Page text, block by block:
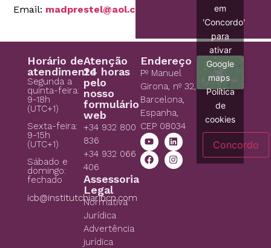
Email: madprestel@aol.com
Horário de
atendimento
Segunda a
quinta-feira:
9-18h
(UTC+1)
Sexta-feira:
9-15h
(UTC+1)
Sábado e
domingo:
fechado
icb@institutchiaribcn.com
Atenção
24 horas
pelo
nosso
formulário
web
+34 932 800
836
+34 932 066
406
Assessoria
Legal
Normativa
Jurídica
Advertência
jurídica
Endereço
Pº Manuel
Girona, nº 32,
Barcelona,
Espanha,
CEP 08034
em
'Concordo'
para
ativar
Google
maps
Política
de
cookies
Concordo